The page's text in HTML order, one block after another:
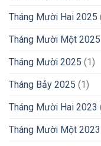
Tháng Mười Hai 2025
Tháng Mười Một 2025
Tháng Mười 2025 (1)
Tháng Bảy 2025 (1)
Tháng Mười Hai 2023
Tháng Mười Một 2023